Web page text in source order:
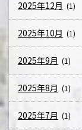
2025年12月 (1)
2025年10月 (1)
2025年9月 (1)
2025年8月 (1)
2025年7月 (1)